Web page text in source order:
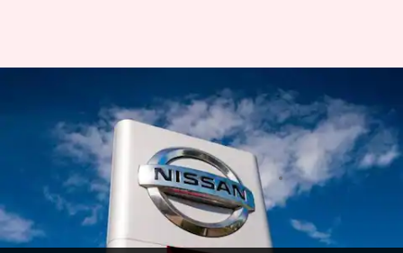
இந்தியாவில் ஐந்து புதிய
கார்களை களமிறக்கும்
நிஸான்
எழுதியவர் Prasanna Venkatesh Dec 19, 2023 11:58 am
செய்தி முன்னோட்டம்